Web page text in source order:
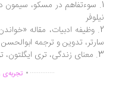
سوءتفاهم در مسکو، سیمون
وظیفه ادبیات، مقاله «خواندن
تدوین و ترجمه ابوالحسن
تجربه‌ی زندگی ...............